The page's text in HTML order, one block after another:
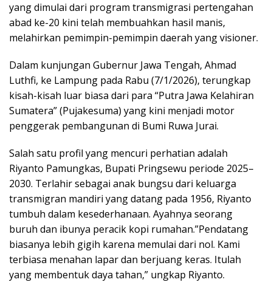
yang dimulai dari program transmigrasi pertengahan
abad ke-20 kini telah membuahkan hasil manis,
melahirkan pemimpin-pemimpin daerah yang visioner.
Dalam kunjungan Gubernur Jawa Tengah, Ahmad
Luthfi, ke Lampung pada Rabu (7/1/2026), terungkap
kisah-kisah luar biasa dari para “Putra Jawa Kelahiran
Sumatera” (Pujakesuma) yang kini menjadi motor
penggerak pembangunan di Bumi Ruwa Jurai.
Salah satu profil yang mencuri perhatian adalah
Riyanto Pamungkas, Bupati Pringsewu periode 2025–
2030. Terlahir sebagai anak bungsu dari keluarga
transmigran mandiri yang datang pada 1956, Riyanto
tumbuh dalam kesederhanaan. Ayahnya seorang
buruh dan ibunya peracik kopi rumahan.”Pendatang
biasanya lebih gigih karena memulai dari nol. Kami
terbiasa menahan lapar dan berjuang keras. Itulah
yang membentuk daya tahan,” ungkap Riyanto.